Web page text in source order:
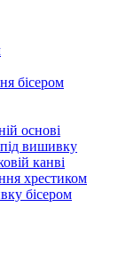
бісером
основі
вишивку
канві
хрестиком
бісером